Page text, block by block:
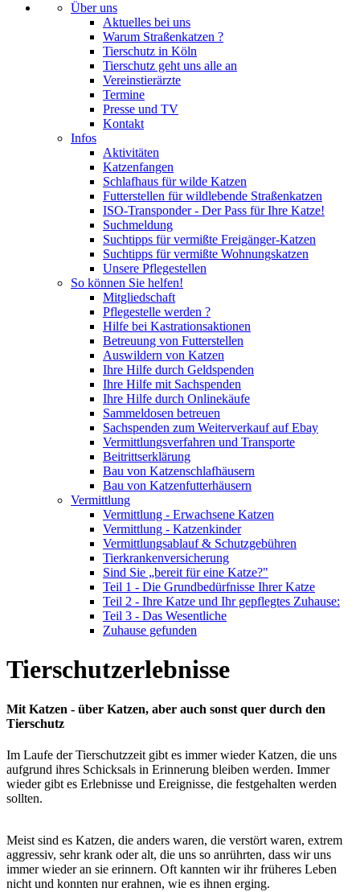
Über uns
Aktuelles bei uns
Warum Straßenkatzen ?
Tierschutz in Köln
Tierschutz geht uns alle an
Vereinstierärzte
Termine
Presse und TV
Kontakt
Infos
Aktivitäten
Katzenfangen
Schlafhaus für wilde Katzen
Futterstellen für wildlebende Straßenkatzen
ISO-Transponder - Der Pass für Ihre Katze!
Suchmeldung
Suchtipps für vermißte Freigänger-Katzen
Suchtipps für vermißte Wohnungskatzen
Unsere Pflegestellen
So können Sie helfen!
Mitgliedschaft
Pflegestelle werden ?
Hilfe bei Kastrationsaktionen
Betreuung von Futterstellen
Auswildern von Katzen
Ihre Hilfe durch Geldspenden
Ihre Hilfe mit Sachspenden
Ihre Hilfe durch Onlinekäufe
Sammeldosen betreuen
Sachspenden zum Weiterverkauf auf Ebay
Vermittlungsverfahren und Transporte
Beitrittserklärung
Bau von Katzenschlafhäusern
Bau von Katzenfutterhäusern
Vermittlung
Vermittlung - Erwachsene Katzen
Vermittlung - Katzenkinder
Vermittlungsablauf & Schutzgebühren
Tierkrankenversicherung
Sind Sie „bereit für eine Katze?"
Teil 1 - Die Grundbedürfnisse Ihrer Katze
Teil 2 - Ihre Katze und Ihr gepflegtes Zuhause:
Teil 3 - Das Wesentliche
Zuhause gefunden
Tierschutzerlebnisse
Mit Katzen - über Katzen, aber auch sonst quer durch den
Tierschutz
Im Laufe der Tierschutzzeit gibt es immer wieder Katzen, die uns
aufgrund ihres Schicksals in Erinnerung bleiben werden. Immer
wieder gibt es Erlebnisse und Ereignisse, die festgehalten werden
sollten.
Meist sind es Katzen, die anders waren, die verstört waren, extrem
aggressiv, sehr krank oder alt, die uns so anrührten, dass wir uns
immer wieder an sie erinnern. Oft kannten wir ihr früheres Leben
nicht und konnten nur erahnen, wie es ihnen erging.